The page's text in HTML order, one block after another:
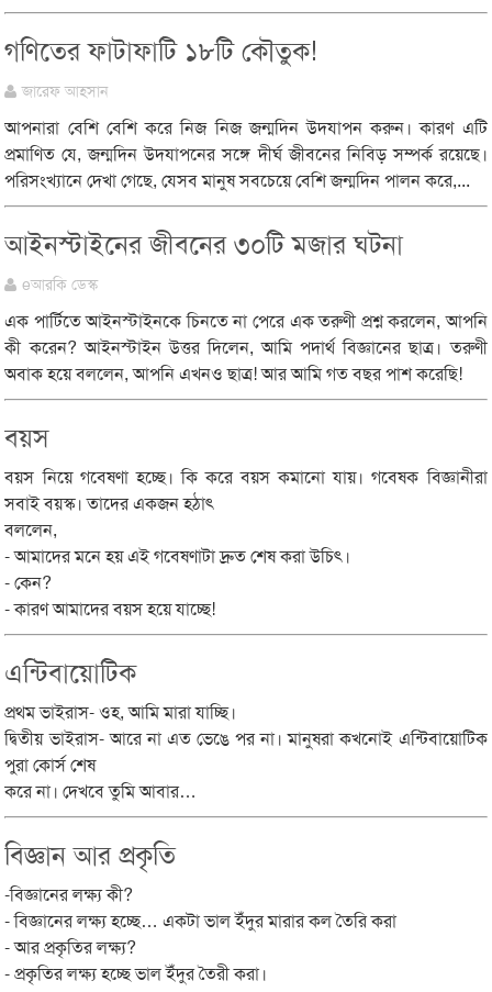
গণিতের ফাটাফাটি ১৮টি কৌতুক!
জারেফ আহসান
আপনারা বেশি বেশি করে নিজ নিজ জন্মদিন উদযাপন করুন। কারণ এটি
প্রমাণিত যে, জন্মদিন উদযাপনের সঙ্গে দীর্ঘ জীবনের নিবিড় সম্পর্ক রয়েছে।
পরিসংখ্যানে দেখা গেছে, যেসব মানুষ সবচেয়ে বেশি জন্মদিন পালন করে,...
আইনস্টাইনের জীবনের ৩০টি মজার ঘটনা
eআরকি ডেস্ক
এক পার্টিতে আইনস্টাইনকে চিনতে না পেরে এক তরুণী প্রশ্ন করলেন, আপনি
কী করেন? আইনস্টাইন উত্তর দিলেন, আমি পদার্থ বিজ্ঞানের ছাত্র। তরুণী
অবাক হয়ে বললেন, আপনি এখনও ছাত্র! আর আমি গত বছর পাশ করেছি!
বয়স
বয়স নিয়ে গবেষণা হচ্ছে। কি করে বয়স কমানো যায়। গবেষক বিজ্ঞানীরা
সবাই বয়স্ক। তাদের একজন হঠাৎ
বললেন,
- আমাদের মনে হয় এই গবেষণাটা দ্রুত শেষ করা উচিৎ।
- কেন?
- কারণ আমাদের বয়স হয়ে যাচ্ছে!
এন্টিবায়োটিক
প্রথম ভাইরাস- ওহ, আমি মারা যাচ্ছি।
দ্বিতীয় ভাইরাস- আরে না এত ভেঙে পর না। মানুষরা কখনোই এন্টিবায়োটিক
পুরা কোর্স শেষ
করে না। দেখবে তুমি আবার…
বিজ্ঞান আর প্রকৃতি
-বিজ্ঞানের লক্ষ্য কী?
- বিজ্ঞানের লক্ষ্য হচ্ছে… একটা ভাল ইঁদুর মারার কল তৈরি করা
- আর প্রকৃতির লক্ষ্য?
- প্রকৃতির লক্ষ্য হচ্ছে ভাল ইঁদুর তৈরী করা।